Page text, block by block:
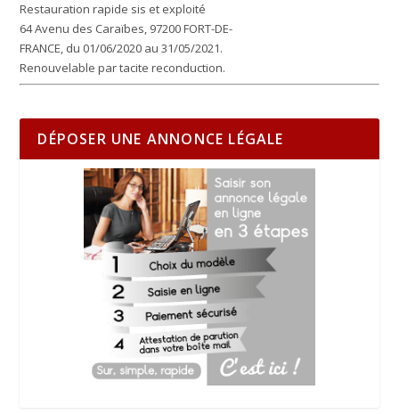
Restauration rapide sis et exploité
64 Avenu des Caraïbes, 97200 FORT-DE-
FRANCE, du 01/06/2020 au 31/05/2021.
Renouvelable par tacite reconduction.
DÉPOSER UNE ANNONCE LÉGALE